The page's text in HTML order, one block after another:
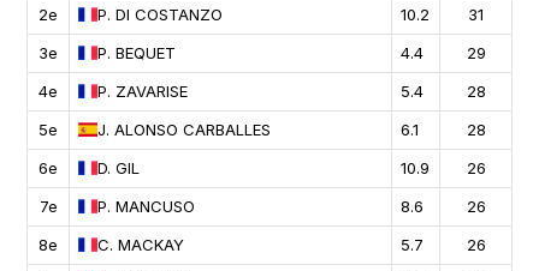
2e
P. DI COSTANZO 10.2
31
3e
P. BEQUET 4.4
29
4e
P. ZAVARISE 5.4
28
5e
J. ALONSO CARBALLES 6.1
28
6e
D. GIL 10.9
26
7e
P. MANCUSO 8.6
26
8e
C. MACKAY 5.7
26